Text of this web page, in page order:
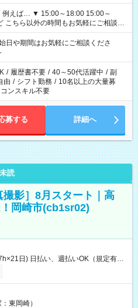
や期間はお気軽にご相談くださ
/ 履歴書不要 / 40～50代活躍中 / 副
由 / シフト勤務 / 10名以上の大量募
ンスキル不要
募する 詳細へ
未読
影］8月スタート｜高
岡崎市(cb1sr02)
いOK（規定有
間なし
東岡崎）